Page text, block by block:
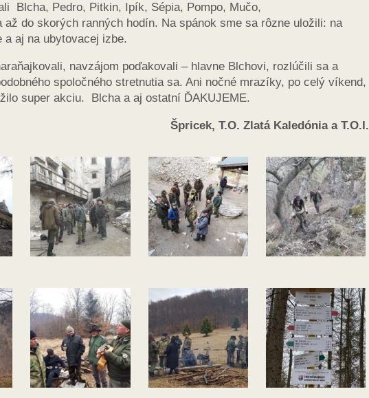
Blcha, Pedro, Pitkin, Ipík, Sépia, Pompo, Mučo,
do skorých ranných hodín. Na spánok sme sa rôzne uložili: na
aj na ubytovacej izbe.
navzájom poďakovali – hlavne Blchovi, rozlúčili sa a
spoločného stretnutia sa. Ani nočné mrazíky, po celý víkend,
super akciu. Blcha a aj ostatní ĎAKUJEME.
Špricek, T.O. Zlatá Kaledónia a T.O.I.